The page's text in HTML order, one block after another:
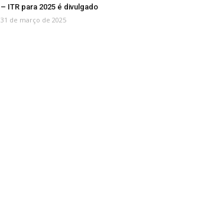
– ITR para 2025 é divulgado
31 de março de 2025